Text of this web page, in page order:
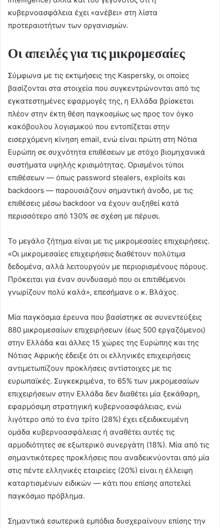
κυβερνοασφάλεια έχει «ανέβει» στη λίστα
προτεραιοτήτων των οργανισμών.
Οι απειλές για τις μικρομεσαίες
Σύμφωνα με τις εκτιμήσεις της Kaspersky, οι οποίες
βασίζονται στα στοιχεία που συγκεντρώνονται από τις
εγκατεστημένες εφαρμογές της, η Ελλάδα βρίσκεται
πλέον στην έκτη θέση παγκοσμίως ως προς τον όγκο
κακόβουλου λογισμικού που εντοπίζεται στην
εισερχόμενη κίνηση email, ενώ είναι πρώτη στη Νότια
Ευρώπη σε συχνότητα επιθέσεων με στόχο βιομηχανικά
συστήματα υψηλής κρισιμότητας. Ορισμένοι τύποι
επιθέσεων — όπως password stealers, exploits και
backdoors — παρουσιάζουν σημαντική άνοδο, με τις
επιθέσεις μέσω backdoor να έχουν αυξηθεί κατά
περισσότερο από 130% σε σχέση με πέρυσι.
Το μεγάλο ζήτημα είναι με τις μικρομεσαίες επιχειρήσεις.
«Οι μικρομεσαίες επιχειρήσεις διαθέτουν πολύτιμα
δεδομένα, αλλά λειτουργούν με περιορισμένους πόρους.
Πρόκειται για έναν συνδυασμό που οι επιτιθέμενοι
γνωρίζουν πολύ καλά», επεσήμανε ο κ. Βλάχος.
Μία παγκόσμια έρευνα που βασίστηκε σε συνεντεύξεις
880 μικρομεσαίων επιχειρήσεων (έως 500 εργαζόμενοι)
στην Ελλάδα και άλλες 15 χώρες της Ευρώπης και της
Νότιας Αφρικής έδειξε ότι οι ελληνικές επιχειρήσεις
αντιμετωπίζουν προκλήσεις αντίστοιχες με τις
ευρωπαϊκές. Συγκεκριμένα, το 65% των μικρομεσαίων
επιχειρήσεων στην Ελλάδα δεν διαθέτει μία ξεκάθαρη,
εφαρμόσιμη στρατηγική κυβερνοασφάλειας, ενώ
λιγότερο από το ένα τρίτο (28%) έχει εξειδικευμένη
ομάδα κυβερνοασφάλειας ή αναθέτει αυτές τις
αρμοδιότητες σε εξωτερικό συνεργάτη (18%). Μία από τις
σημαντικότερες προκλήσεις που αναδεικνύονται από μία
στις πέντε ελληνικές εταιρείες (20%) είναι η έλλειψη
καταρτισμένων ειδικών — κάτι που επίσης αποτελεί
παγκόσμιο πρόβλημα.
Σημαντικά εσωτερικά εμπόδια δυσχεραίνουν επίσης την